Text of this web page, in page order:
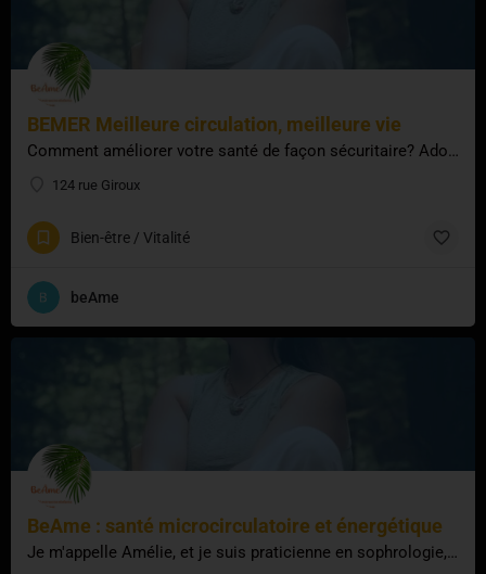
BEMER Meilleure circulation, meilleure vie
Comment améliorer votre santé de façon sécuritaire? Adoptez des séances BEMER. BEMER change la manière dont…
124 rue Giroux
Bien-être / Vitalité
beAme
BeAme : santé microcirculatoire et énergétique
Je m'appelle Amélie, et je suis praticienne en sophrologie, maître reiki et praticienne Access bars. J'ai…